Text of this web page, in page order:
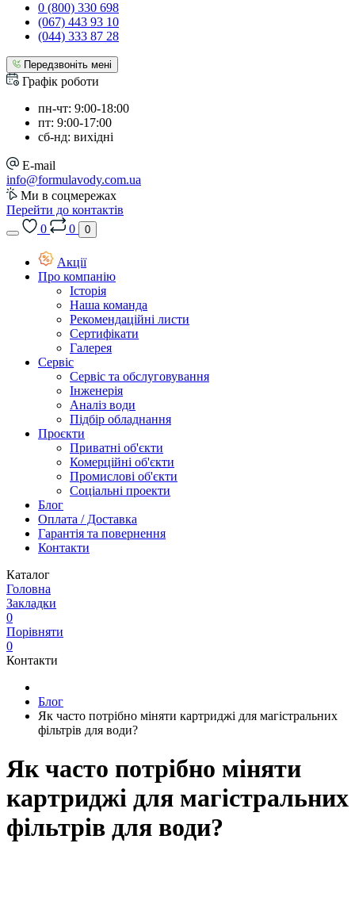
0 (800) 330 698
(067) 443 93 10
(044) 333 87 28
Передзвоніть мені
Графік роботи
пн-чт: 9:00-18:00
пт: 9:00-17:00
сб-нд: вихідні
E-mail
info@formulavody.com.ua
Ми в соцмережах
Перейти до контактів
0
0 0
Акції
Про компанію
Історія
Наша команда
Рекомендаційні листи
Сертифікати
Галерея
Сервіс
Сервіс та обслуговування
Інженерія
Аналіз води
Підбір обладнання
Проєкти
Приватні об'єкти
Комерційні об'єкти
Промислові об'єкти
Соціальні проекти
Блог
Оплата / Доставка
Гарантія та повернення
Контакти
Каталог
Головна
Закладки
0
Порівняти
0
Контакти
Блог
Як часто потрібно міняти картриджі для магістральних
фільтрів для води?
Як часто потрібно міняти
картриджі для магістральних
фільтрів для води?